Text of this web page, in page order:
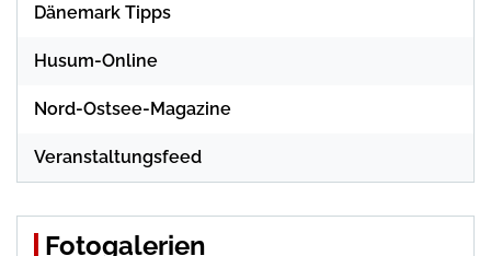
Dänemark Tipps
Husum-Online
Nord-Ostsee-Magazine
Veranstaltungsfeed
Fotogalerien